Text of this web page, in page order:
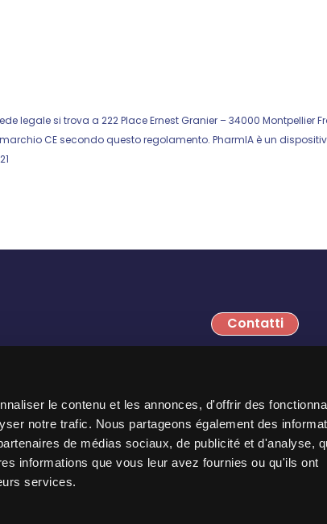
le contenu et les annonces, d'offrir des
notre trafic. Nous partageons également des
de médias sociaux, de publicité et d'analyse,
informations que vous leur avez fournies ou qu'ils ont
services.
legale si trova a 222 Place Ernest Granier – 34000 Montpellier
CE secondo questo regolamento. PharmIA è un
Contatti